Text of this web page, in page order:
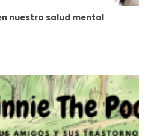
nuestra salud mental